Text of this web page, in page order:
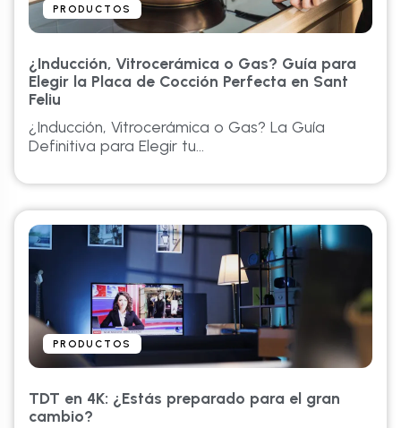
PRODUCTOS
¿Inducción, Vitrocerámica o Gas? Guía para
Elegir la Placa de Cocción Perfecta en Sant
Feliu
¿Inducción, Vitrocerámica o Gas? La Guía
Definitiva para Elegir tu...
PRODUCTOS
TDT en 4K: ¿Estás preparado para el gran
cambio?